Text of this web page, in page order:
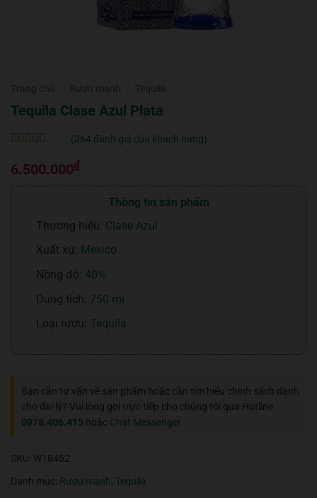
Tequila Clase Azul Plata
trênđánh
giá
(264 đánh giá của khách hàng)
6.500.000₫
Thông tin sản phẩm
Thương hiệu: Clase Azul
Xuất xứ: Mexico
Nồng độ: 40%
Dung tích: 750 ml
Loại rượu: Tequila
Bạn cần tư vấn về sản phẩm hoặc cần tìm hiểu chính sách dành
cho đại lý? Vui lòng gọi trực tiếp cho chúng tôi qua Hotline
0978.406.415 hoặc Chat Messenger
SKU: W18452
Danh mục: Rượu mạnh, Tequila